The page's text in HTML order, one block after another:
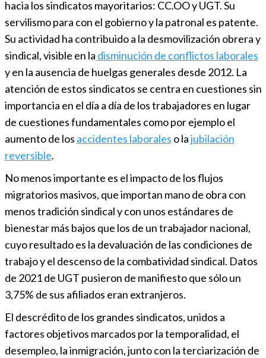
hacia los sindicatos mayoritarios: CC.OO y UGT. Su
servilismo para con el gobierno y la patronal es patente.
Su actividad ha contribuido a la desmovilización obrera y
sindical, visible en la disminución de conflictos laborales
y en la ausencia de huelgas generales desde 2012. La
atención de estos sindicatos se centra en cuestiones sin
importancia en el día a día de los trabajadores en lugar
de cuestiones fundamentales como por ejemplo el
aumento de los accidentes laborales o lajubilación
reversible.
No menos importante es el impacto de los flujos
migratorios masivos, que importan mano de obra con
menos tradición sindical y con unos estándares de
bienestar más bajos que los de un trabajador nacional,
cuyo resultado es la devaluación de las condiciones de
trabajo y el descenso de la combatividad sindical. Datos
de 2021 de UGT pusieron de manifiesto que sólo un
3,75% de sus afiliados eran extranjeros.
El descrédito de los grandes sindicatos, unidos a
factores objetivos marcados por la temporalidad, el
desempleo, la inmigración, junto con la terciarización de